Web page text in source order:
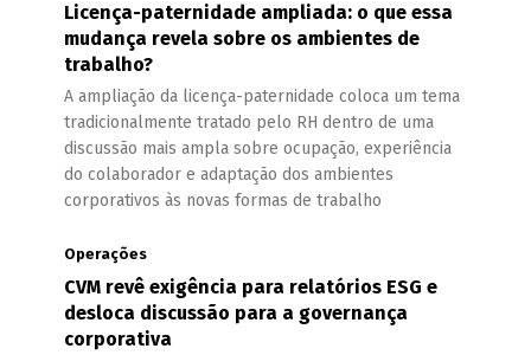
Licença-paternidade ampliada: o que essa
mudança revela sobre os ambientes de
trabalho?
A ampliação da licença-paternidade coloca um tema
tradicionalmente tratado pelo RH dentro de uma
discussão mais ampla sobre ocupação, experiência
do colaborador e adaptação dos ambientes
corporativos às novas formas de trabalho
Operações
CVM revê exigência para relatórios ESG e
desloca discussão para a governança
corporativa